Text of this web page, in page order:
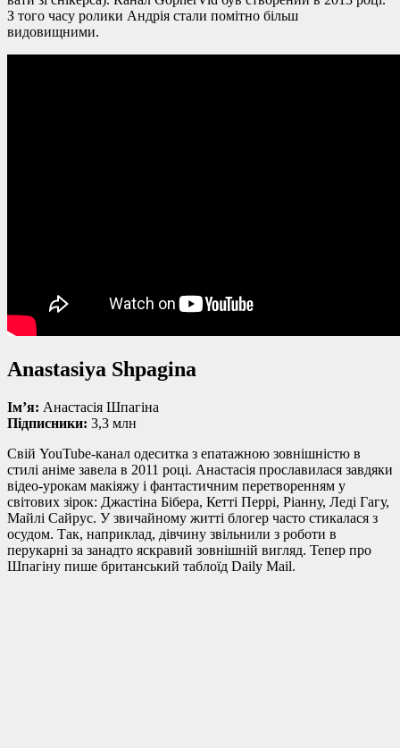
З того часу ролики Андрія стали помітно більш
видовищними.
Anastasiya Shpagina
Ім’я: Анастасія Шпагіна
Підписники: 3,3 млн
Свій YouTube-канал одеситка з епатажною зовнішністю в
стилі аніме завела в 2011 році. Анастасія прославилася завдяки
відео-урокам макіяжу і фантастичним перетворенням у
світових зірок: Джастіна Бібера, Кетті Перрі, Ріанну, Леді Гагу,
Майлі Сайрус. У звичайному житті блогер часто стикалася з
осудом. Так, наприклад, дівчину звільнили з роботи в
перукарні за занадто яскравий зовнішній вигляд. Тепер про
Шпагіну пише британський таблоїд Daily Mail.